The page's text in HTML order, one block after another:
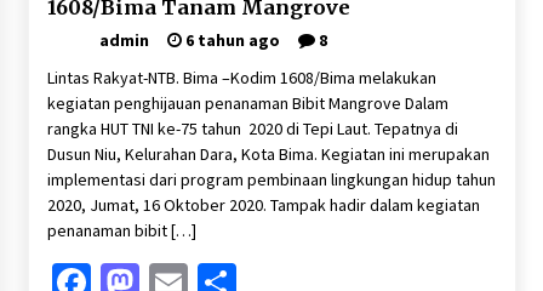
1608/Bima Tanam Mangrove
admin 6 tahun ago
8
Lintas Rakyat-NTB. Bima –Kodim 1608/Bima melakukan
kegiatan penghijauan penanaman Bibit Mangrove Dalam
rangka HUT TNI ke-75 tahun 2020 di Tepi Laut. Tepatnya di
Dusun Niu, Kelurahan Dara, Kota Bima. Kegiatan ini merupakan
implementasi dari program pembinaan lingkungan hidup tahun
2020, Jumat, 16 Oktober 2020. Tampak hadir dalam kegiatan
penanaman bibit […]